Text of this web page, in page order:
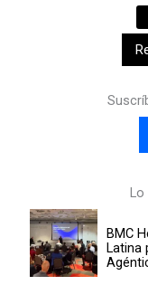
BMC
Latina